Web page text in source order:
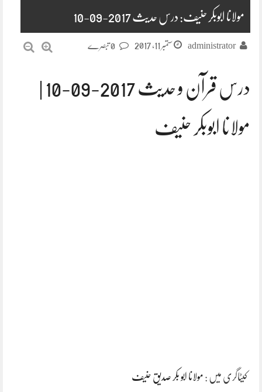
مولانا ابوبکر حنیف: درس حدیث 2017-09-10
administrator ستمبر 11, 2017
مولانا ابوبکر حنیف
کیٹاگری میں : مولانا ابو بکر صدیق حنیف